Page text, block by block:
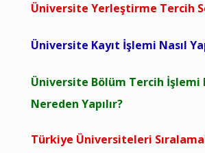
Üniversite Yerleştirme Tercih
Üniversite Kayıt İşlemi Nasıl
Üniversite Bölüm Tercih İşlemi
Nereden Yapılır?
Türkiye Üniversiteleri